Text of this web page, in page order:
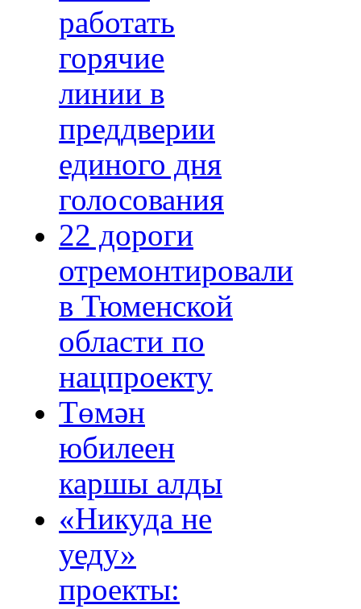
работать
горячие
линии в
преддверии
единого дня
голосования
22 дороги
отремонтировали
в Тюменской
области по
нацпроекту
Төмән
юбилеен
каршы алды
«Никуда не
уеду»
проекты: